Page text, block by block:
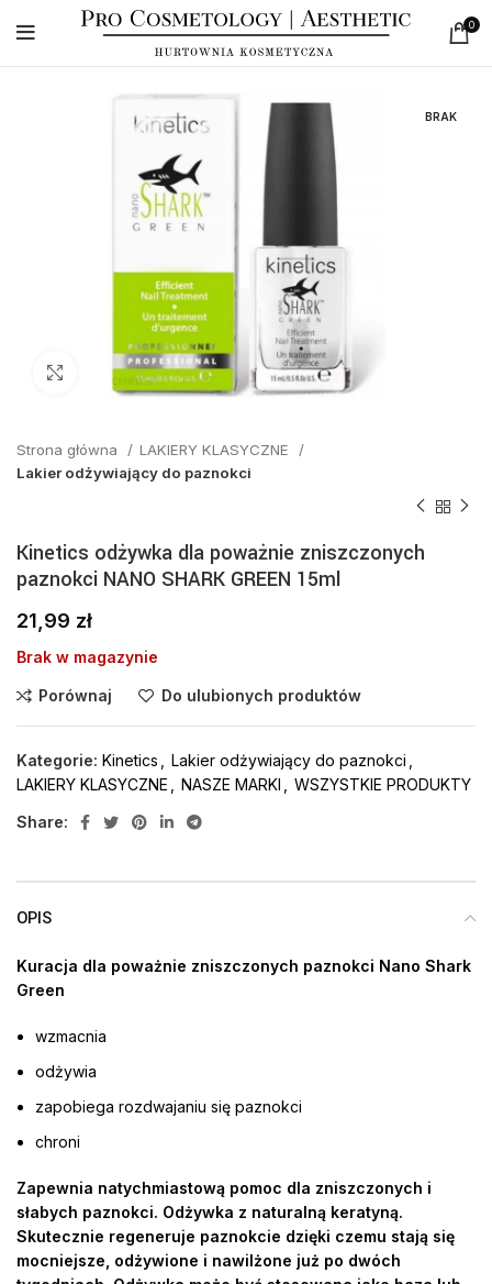
0
BRAK
Click to enlarge
Strona główna
LAKIERY KLASYCZNE
Lakier odżywiający do paznokci
Kinetics odżywka dla poważnie zniszczonych
paznokci NANO SHARK GREEN 15ml
21,99 zł
Brak w magazynie
Porównaj Do ulubionych produktów
Kategorie: Kinetics Lakier odżywiający do paznokci
LAKIERY KLASYCZNE
NASZE MARKI
WSZYSTKIE PRODUKTY
Share:
OPIS
Kuracja dla poważnie zniszczonych paznokci Nano Shark
Green
wzmacnia
odżywia
zapobiega rozdwajaniu się paznokci
chroni
Zapewnia natychmiastową pomoc dla zniszczonych i
słabych paznokci. Odżywka z naturalną keratyną.
Skutecznie regeneruje paznokcie dzięki czemu stają się
mocniejsze, odżywione i nawilżone już po dwóch